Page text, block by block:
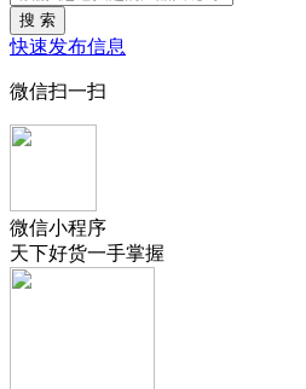
搜 索
快速发布信息
微信扫一扫
微信小程序
天下好货一手掌握